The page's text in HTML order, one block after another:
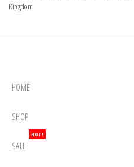
Kingdom
HOME
SHOP
SALE
HOT!